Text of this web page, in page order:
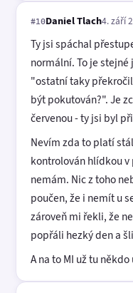
#10Daniel Tlach4. září
Ty jsi spáchal
normální. To je
"ostatní taky
být pokutován?". Je
červenou - ty jsi byl
Nevím zda to platí
kontrolován hlídkou v
nemám. Nic z toho
poučen, že i nemít u
zároveň mi řekli, že
popřáli hezký den a
A na to MI už tu